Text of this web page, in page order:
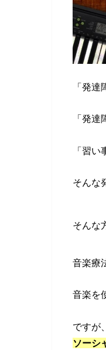
「発
「発
「習
そんな
そんな
音楽療
音楽を
ですが、
ソーシ